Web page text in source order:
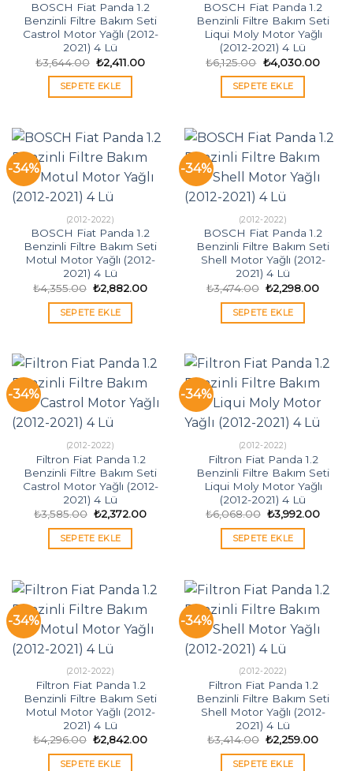
BOSCH Fiat Panda 1.2
Benzinli Filtre Bakım Seti
Castrol Motor Yağlı (2012-
2021) 4 Lü
₺3,644.00 Orijinal
fiyat:
₺3,644.00.
₺2,411.00Şu
SEPETE EKLE
BOSCH Fiat Panda 1.2
Benzinli Filtre Bakım Seti
Liqui Moly Motor Yağlı
(2012-2021) 4 Lü
₺6,125.00 Orijinal
fiyat:
₺6,125.00.
₺4,030.00Şu
SEPETE EKLE
-34%
(2012-2022)
BOSCH Fiat Panda 1.2
Benzinli Filtre Bakım Seti
Motul Motor Yağlı (2012-
2021) 4 Lü
₺4,355.00 Orijinal
fiyat:
₺4,355.00.
₺2,882.00Şu
SEPETE EKLE
-34%
(2012-2022)
BOSCH Fiat Panda 1.2
Benzinli Filtre Bakım Seti
Shell Motor Yağlı (2012-
2021) 4 Lü
₺3,474.00 Orijinal
fiyat:
₺3,474.00.
₺2,298.00Şu
SEPETE EKLE
-34%
(2012-2022)
Filtron Fiat Panda 1.2
Benzinli Filtre Bakım Seti
Castrol Motor Yağlı (2012-
2021) 4 Lü
₺3,585.00 Orijinal
fiyat:
₺3,585.00.
₺2,372.00Şu
SEPETE EKLE
-34%
(2012-2022)
Filtron Fiat Panda 1.2
Benzinli Filtre Bakım Seti
Liqui Moly Motor Yağlı
(2012-2021) 4 Lü
₺6,068.00 Orijinal
fiyat:
₺6,068.00.
₺3,992.00Şu
SEPETE EKLE
-34%
(2012-2022)
Filtron Fiat Panda 1.2
Benzinli Filtre Bakım Seti
Motul Motor Yağlı (2012-
2021) 4 Lü
₺4,296.00 Orijinal
fiyat:
₺4,296.00.
₺2,842.00Şu
SEPETE EKLE
-34%
(2012-2022)
Filtron Fiat Panda 1.2
Benzinli Filtre Bakım Seti
Shell Motor Yağlı (2012-
2021) 4 Lü
₺3,414.00 Orijinal
fiyat:
₺3,414.00.
₺2,259.00Şu
SEPETE EKLE